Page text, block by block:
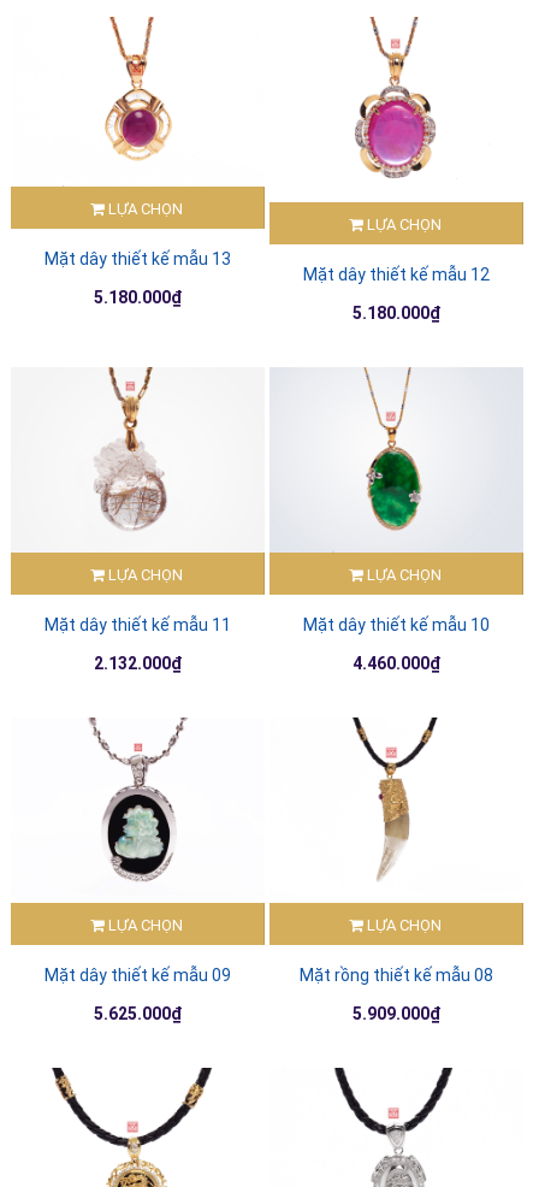
LỰA CHỌN
Mặt dây thiết kế mẫu 13
5.180.000₫
LỰA CHỌN
Mặt dây thiết kế mẫu 12
5.180.000₫
LỰA CHỌN
Mặt dây thiết kế mẫu 11
2.132.000₫
LỰA CHỌN
Mặt dây thiết kế mẫu 10
4.460.000₫
LỰA CHỌN
Mặt dây thiết kế mẫu 09
5.625.000₫
LỰA CHỌN
Mặt rồng thiết kế mẫu 08
5.909.000₫